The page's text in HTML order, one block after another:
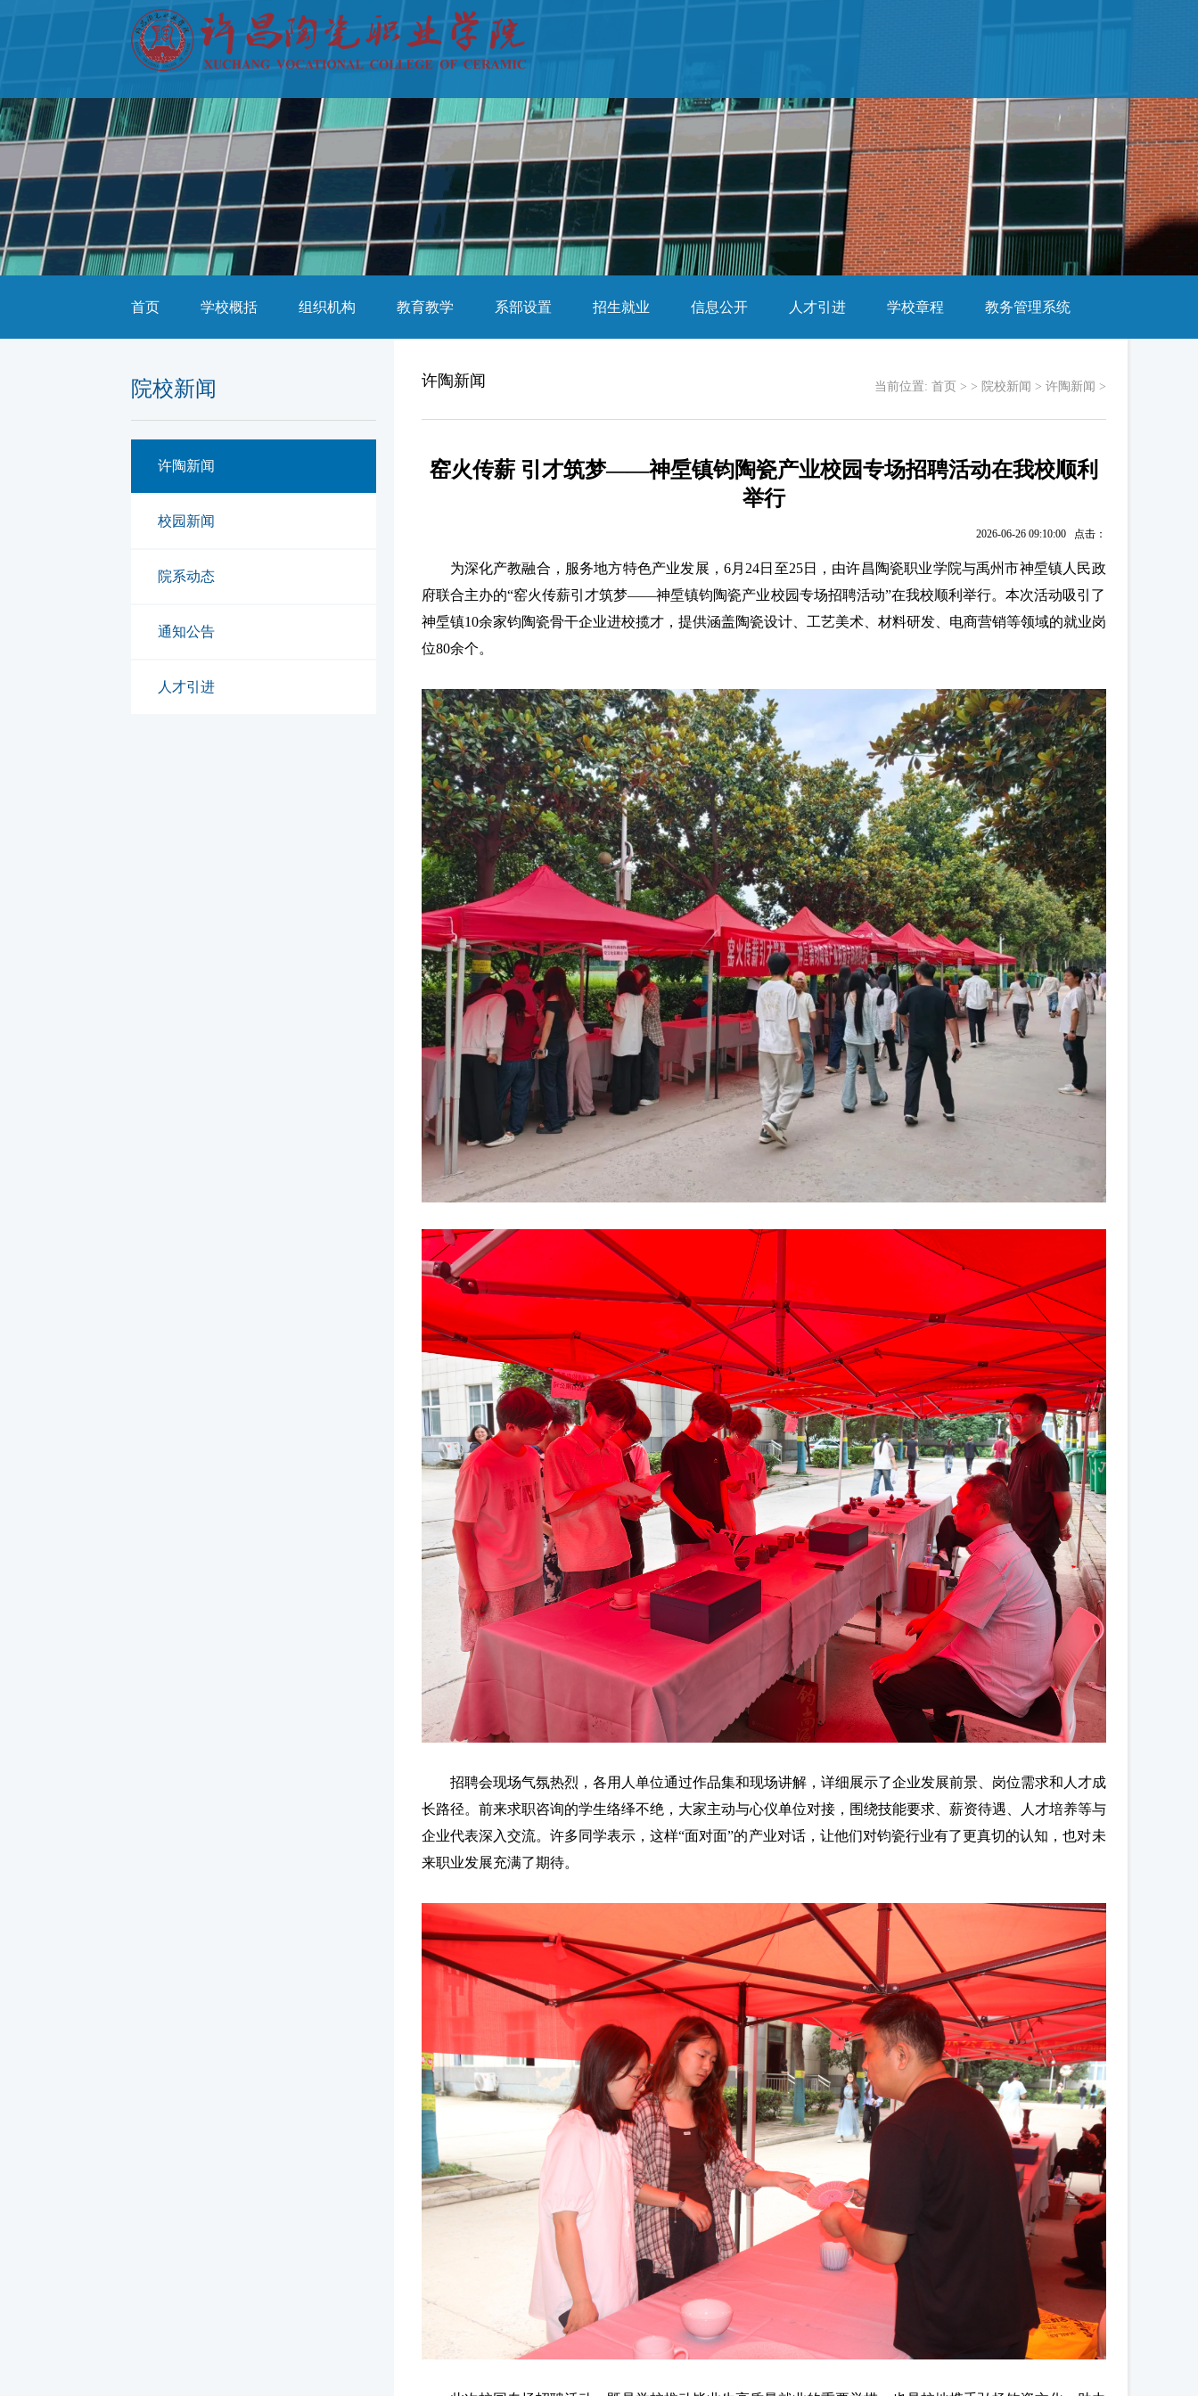
首页 学校概括 组织机构 教育教学 系部设置 招生就业 信息公开 人才引进 学校章程 教务管理系统
院校新闻
许陶新闻
校园新闻
院系动态
通知公告
人才引进
许陶新闻 当前位置: 首页 > > 院校新闻 > 许陶新闻 >
窑火传薪 引才筑梦——神垕镇钧陶瓷产业校园专场招聘活动在我校顺利
举行
2026-06-26 09:10:00 点击：
为深化产教融合，服务地方特色产业发展，6月24日至25日，由许昌陶瓷职业学院与禹州市神垕镇人民政
府联合主办的“窑火传薪引才筑梦——神垕镇钧陶瓷产业校园专场招聘活动”在我校顺利举行。本次活动吸引了
神垕镇10余家钧陶瓷骨干企业进校揽才，提供涵盖陶瓷设计、工艺美术、材料研发、电商营销等领域的就业岗
位80余个。
招聘会现场气氛热烈，各用人单位通过作品集和现场讲解，详细展示了企业发展前景、岗位需求和人才成
长路径。前来求职咨询的学生络绎不绝，大家主动与心仪单位对接，围绕技能要求、薪资待遇、人才培养等与
企业代表深入交流。许多同学表示，这样“面对面”的产业对话，让他们对钧瓷行业有了更真切的认知，也对未
来职业发展充满了期待。